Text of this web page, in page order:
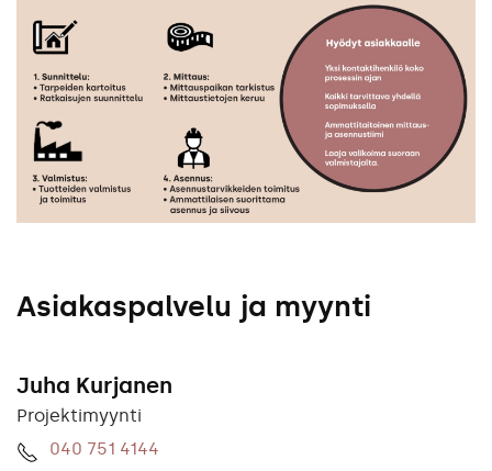
Asiakaspalvelu ja myynti
Juha Kurjanen
Projektimyynti
040 751 4144